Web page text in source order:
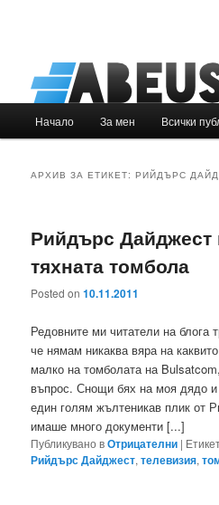
Към
Към
Начало За мен Всички
АРХИВ ЗА ЕТИКЕТ:РИЙДЪРС
Рийдърс Дайджест
тяхната томбола
Posted on10.11.2011
Редовните ми читатели на блога
че нямам никаква вяра на
малко на томболата на
въпрос. Снощи бях на моя дядо и
един голям жълтеникав плик от
имаше много документи [...]
Публикувано вОтрицателни |
Рийдърс Дайджест,телевизия,